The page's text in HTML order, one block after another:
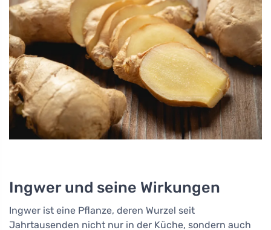
Ingwer und seine Wirkungen
Ingwer ist eine Pflanze, deren Wurzel seit
Jahrtausenden nicht nur in der Küche, sondern auch